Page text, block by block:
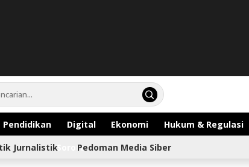
Pendidikan Digital Ekonomi Hukum & Regulasi
Sorotan
Jurnalistik Pedoman Media Siber